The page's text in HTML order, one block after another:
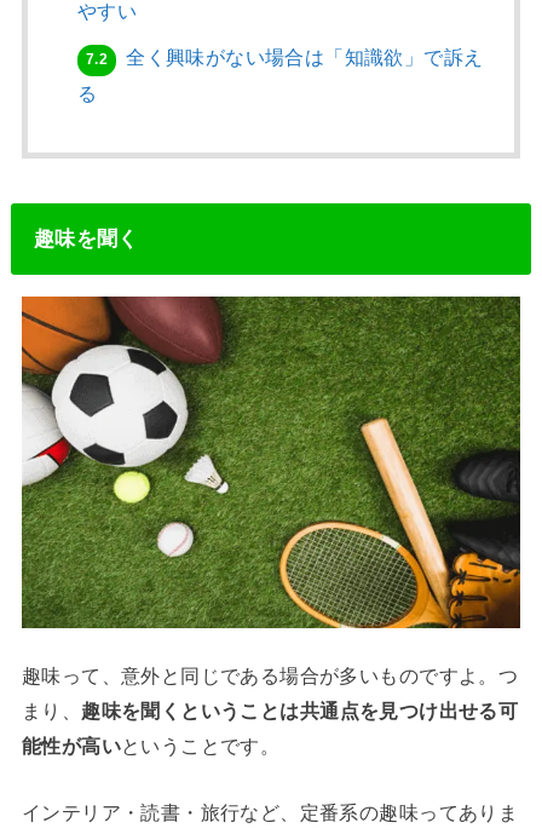
やすい
7.2
全く興味がない場合は「知識欲」で訴え
る
趣味を聞く
趣味って、意外と同じである場合が多いものですよ。つ
まり、 趣味を聞くということは共通点を見つけ出せる可
能性が高いということです。
インテリア・読書・旅行など、定番系の趣味ってありま